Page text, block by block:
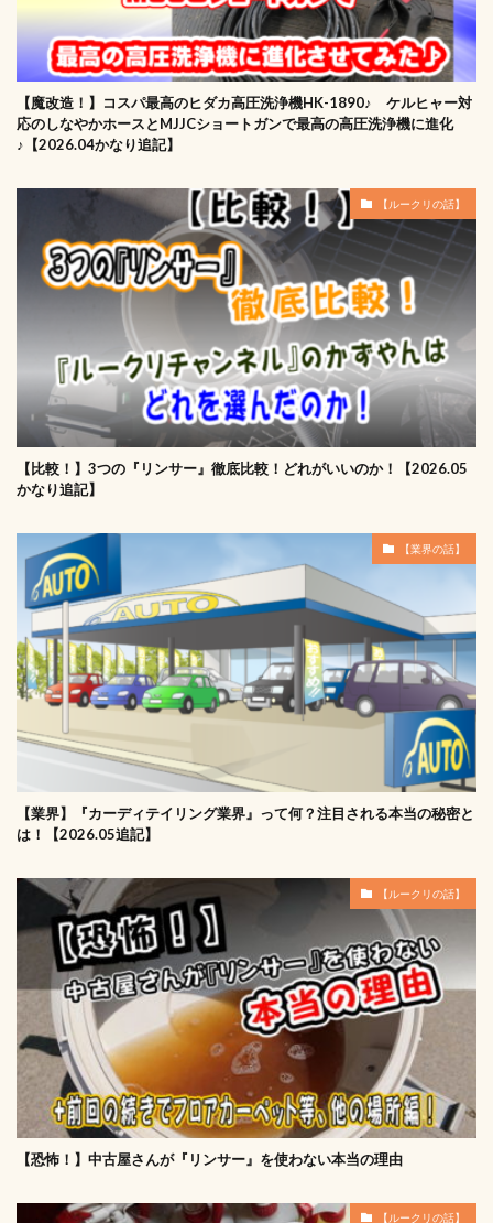
【魔改造！】コスパ最高のヒダカ高圧洗浄機HK-1890♪ ケルヒャー対
応のしなやかホースとMJJCショートガンで最高の高圧洗浄機に進化
♪【2026.04かなり追記】
【ルークリの話】
【比較！】3つの『リンサー』徹底比較！どれがいいのか！【2026.05
かなり追記】
【業界の話】
【業界】『カーディテイリング業界』って何？注目される本当の秘密と
は！【2026.05追記】
【ルークリの話】
【恐怖！】中古屋さんが『リンサー』を使わない本当の理由
【ルークリの話】